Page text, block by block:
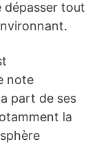
dépasser tout
note
part de ses
la